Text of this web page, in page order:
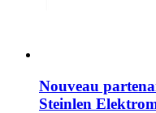
Nouveau
Steinlen